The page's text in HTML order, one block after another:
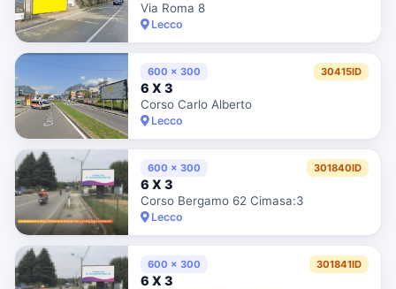
Via Roma 8
Lecco
600 x 300 30415ID
6 X 3
Corso Carlo Alberto
Lecco
600 x 300 301840ID
6 X 3
Corso Bergamo 62 Cimasa:3
Lecco
600 x 300 301841ID
6 X 3